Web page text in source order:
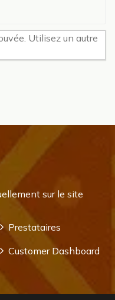
Utilisez un autre
sur le site
Prestataires
Customer Dashboard